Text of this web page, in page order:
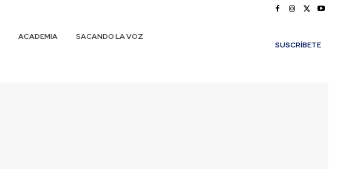
ACADEMIA
SACANDO LA VOZ
SUSCRÍBETE